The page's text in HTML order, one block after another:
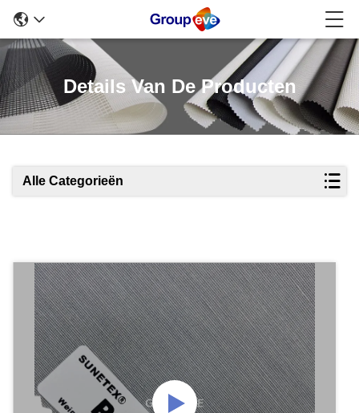
Details Van De Producten
Alle Categorieën